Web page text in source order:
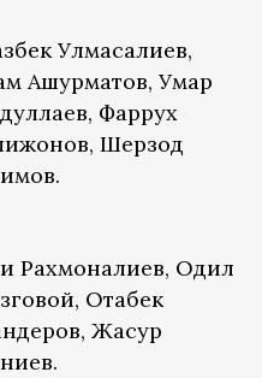
Улмасалиев,
Ашурматов, Умар
Фаррух
Шерзод
Рахмоналиев, Одил
Отабек
Жасур